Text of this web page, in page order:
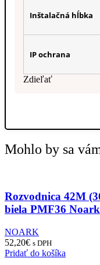
Inštalačná hĺbka
IP ochrana
Zdieľať
Mohlo by sa
Rozvodnica 42M
biela PMF36 Noark
NOARK
52,20€ s DPH
Pridať do košíka